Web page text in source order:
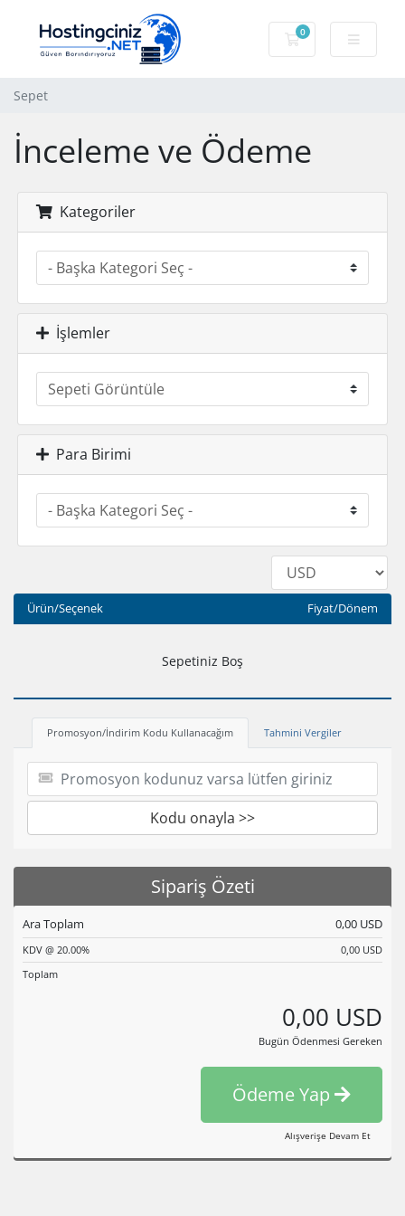
0
Sepet
Sepet
İnceleme ve Ödeme
Kategoriler
İşlemler
Para Birimi
Ürün/Seçenek Fiyat/Dönem
Sepetiniz Boş
Promosyon/İndirim Kodu Kullanacağım Tahmini Vergiler
Kodu onayla >>
Sipariş Özeti
Ara Toplam 0,00 USD
KDV @ 20.00%
0,00 USD
Toplam
0,00 USD
Bugün Ödenmesi Gereken
Ödeme Yap
Alışverişe Devam Et